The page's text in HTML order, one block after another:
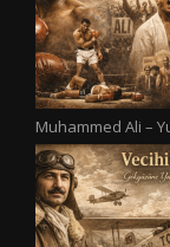
Muhammed Ali –